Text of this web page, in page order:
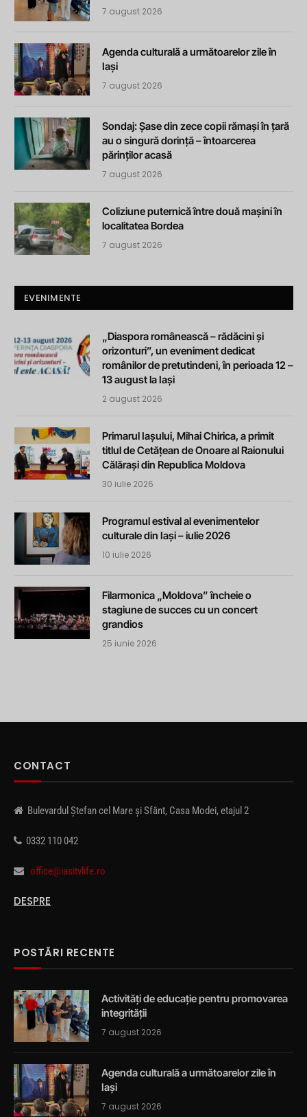
7 august 2026
Agenda culturală a următoarelor zile în
Iași
7 august 2026
Sondaj: Șase din zece copii rămași în țară
au o singură dorință – întoarcerea
părinților acasă
7 august 2026
Coliziune puternică între două mașini în
localitatea Bordea
7 august 2026
EVENIMENTE
„Diaspora românească – rădăcini și
orizonturi”, un eveniment dedicat
românilor de pretutindeni, în perioada 12 –
13 august la Iași
2 august 2026
Primarul Iașului, Mihai Chirica, a primit
titlul de Cetățean de Onoare al Raionului
Călărași din Republica Moldova
30 iulie 2026
Programul estival al evenimentelor
culturale din Iași – iulie 2026
10 iulie 2026
Filarmonica „Moldova” încheie o
stagiune de succes cu un concert
grandios
25 iunie 2026
CONTACT
Bulevardul Ștefan cel Mare și Sfânt, Casa Modei, etajul 2
0332 110 042
office@iasitvlife.ro
DESPRE
POSTĂRI RECENTE
Activități de educație pentru promovarea
integrității
7 august 2026
Agenda culturală a următoarelor zile în
Iași
7 august 2026